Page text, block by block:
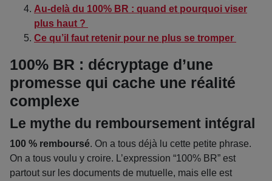
Au-delà du 100% BR : quand et pourquoi viser
plus haut ?
Ce qu’il faut retenir pour ne plus se tromper
100% BR : décryptage d’une
promesse qui cache une réalité
complexe
Le mythe du remboursement intégral
100 % remboursé. On a tous déjà lu cette petite phrase.
On a tous voulu y croire. L’expression “100% BR” est
partout sur les documents de mutuelle, mais elle est